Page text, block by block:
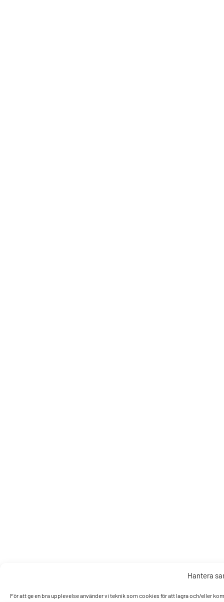
Hantera
För att ge en bra upplevelse använder vi teknik som cookies för att lagra och/eller